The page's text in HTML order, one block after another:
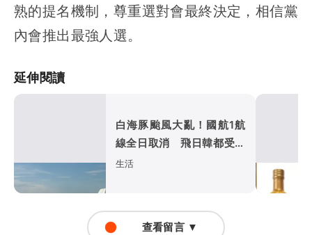
熟的提名機制，尊重選對會最終決定，相信黨
內會推出最強人選。
延伸閱讀
白海豚颱風大亂！國航1航
線全日取消 飛日韓都受影
響
生活
查看留言 ▼